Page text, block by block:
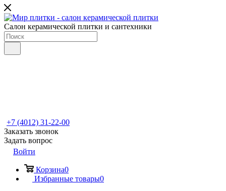
Салон керамической плитки и сантехники
+7 (4012) 31-22-00
Заказать звонок
Задать вопрос
Войти
Корзина0
Избранные товары0